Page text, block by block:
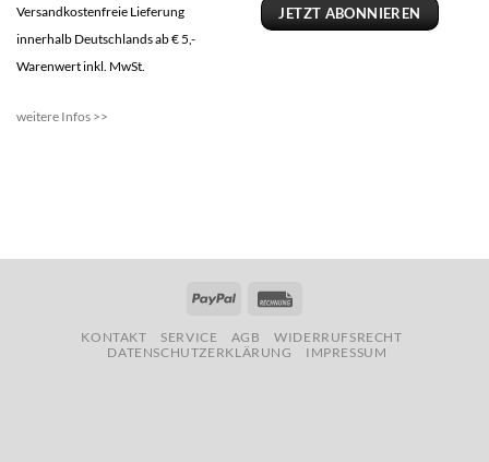
Versandkostenfreie Lieferung
innerhalb Deutschlands ab € 5,-
Warenwert inkl. MwSt.
weitere Infos >>
JETZT ABONNIEREN
PayPal
KONTAKT SERVICE AGB
WIDERRUFSRECHT
DATENSCHUTZERKLÄRUNG
IMPRESSUM